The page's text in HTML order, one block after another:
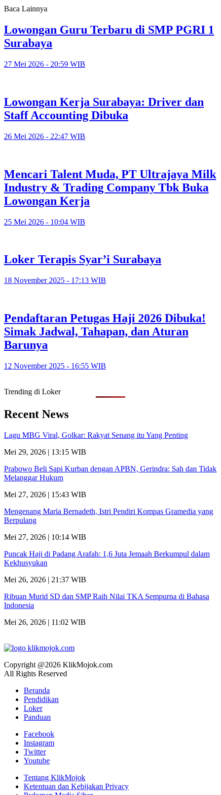
Baca Lainnya
Lowongan Guru Terbaru di SMP PGRI 1
Surabaya
27 Mei 2026 - 20:59 WIB
Lowongan Kerja Surabaya: Driver dan
Staff Accounting Dibuka
26 Mei 2026 - 22:47 WIB
Mencari Talent Muda, PT Ultrajaya Milk
Industry & Trading Company Tbk Buka
Lowongan Kerja
25 Mei 2026 - 10:04 WIB
Loker Terapis Syar’i Surabaya
18 November 2025 - 17:13 WIB
Pendaftaran Petugas Haji 2026 Dibuka!
Simak Jadwal, Tahapan, dan Aturan
Barunya
12 November 2025 - 16:55 WIB
Trending di Loker
Recent News
Lagu MBG Viral, Golkar: Rakyat Senang itu Yang Penting
Mei 29, 2026 | 13:15 WIB
Prabowo Beli Sapi Kurban dengan APBN, Gerindra: Sah dan Tidak
Melanggar Hukum
Mei 27, 2026 | 15:43 WIB
Mengenang Maria Bernadeth, Istri Pendiri Kompas Gramedia yang
Berpulang
Mei 27, 2026 | 10:14 WIB
Puncak Haji di Padang Arafah: 1,6 Juta Jemaah Berkumpul dalam
Kekhusyukan
Mei 26, 2026 | 21:37 WIB
Ribuan Murid SD dan SMP Raih Nilai TKA Sempurna di Bahasa
Indonesia
Mei 26, 2026 | 11:02 WIB
Copyright @2026 KlikMojok.com
All Rights Reserved
Beranda
Pendidikan
Loker
Panduan
Facebook
Instagram
Twitter
Youtube
Tentang KlikMojok
Ketentuan dan Kebijakan Privacy